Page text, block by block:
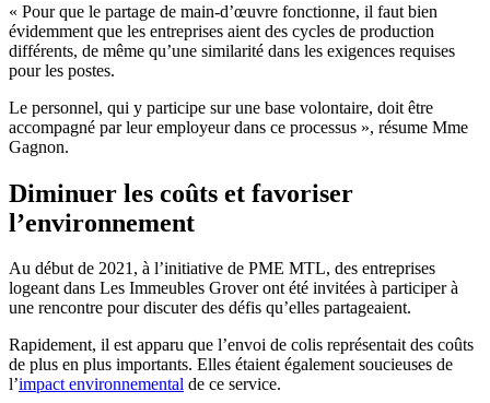
« Pour que le partage de main-d’œuvre fonctionne, il faut bien
évidemment que les entreprises aient des cycles de production
différents, de même qu’une similarité dans les exigences requises
pour les postes.
Le personnel, qui y participe sur une base volontaire, doit être
accompagné par leur employeur dans ce processus », résume Mme
Gagnon.
Diminuer les coûts et favoriser
l’environnement
Au début de 2021, à l’initiative de PME MTL, des entreprises
logeant dans Les Immeubles Grover ont été invitées à participer à
une rencontre pour discuter des défis qu’elles partageaient.
Rapidement, il est apparu que l’envoi de colis représentait des coûts
de plus en plus importants. Elles étaient également soucieuses de
l’impact environnemental de ce service.